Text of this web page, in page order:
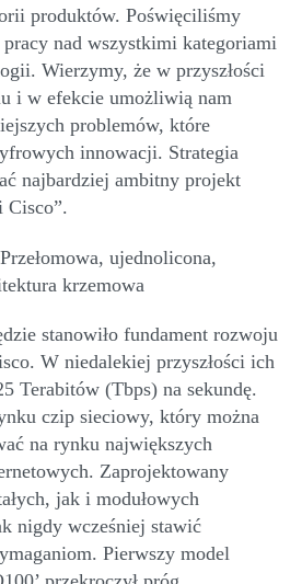
produktów. Poświęciliśmy
pracy nad wszystkimi kategoriami
Wierzymy, że w przyszłości
i w efekcie umożliwią nam
problemów, które
innowacji. Strategia
najbardziej ambitny projekt
ujednolicona,
krzemowa
stanowiło fundament rozwoju
W niedalekiej przyszłości ich
Terabitów (Tbps) na sekundę.
czip sieciowy, który można
na rynku największych
. Zaprojektowany
jak i modułowych
nigdy wcześniej stawić
. Pierwszy model
przekroczył próg